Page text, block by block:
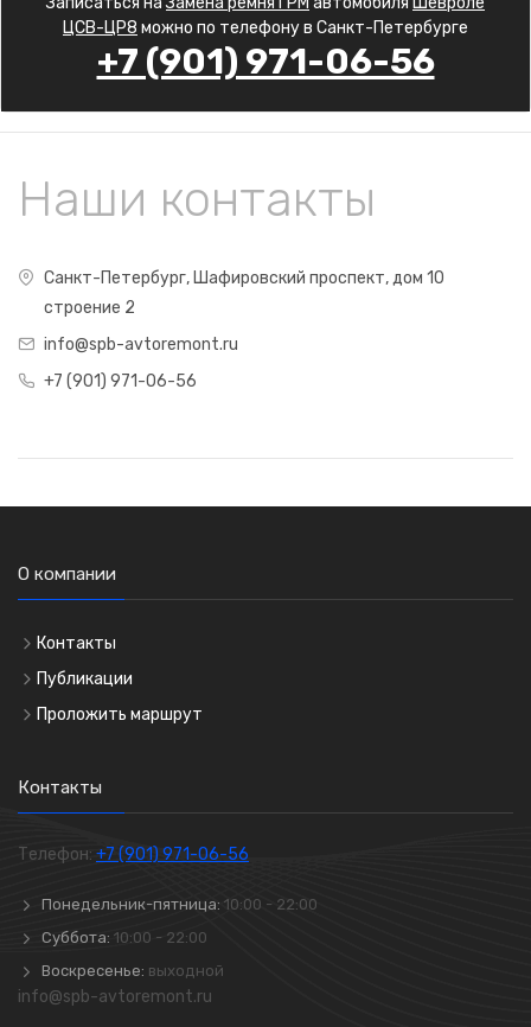
ЦСВ-ЦР8 можно по телефону в Санкт-Петербурге
+7 (901) 971-06-56
Наши контакты
Санкт-Петербург, Шафировский проспект, дом 10
строение 2
info@spb-avtoremont.ru
+7 (901) 971-06-56
О компании
Контакты
Публикации
Проложить маршрут
Контакты
Телефон: +7 (901) 971-06-56
Понедельник-пятница: 10:00 - 22:00
Суббота: 10:00 - 22:00
Воскресенье: выходной
info@spb-avtoremont.ru